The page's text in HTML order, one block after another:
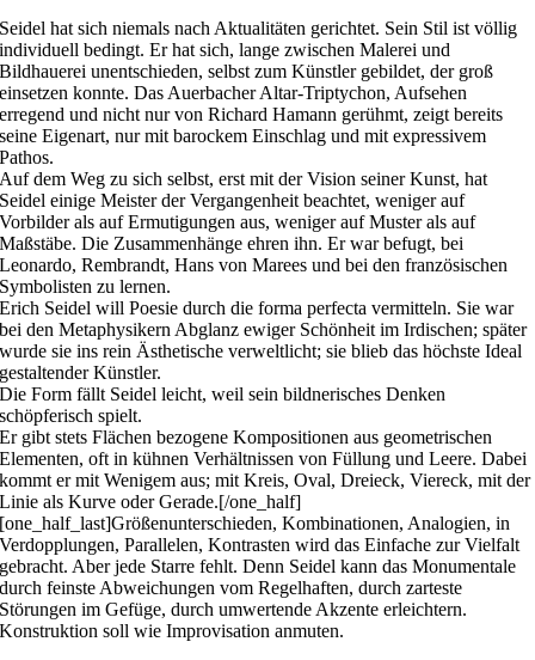
Seidel hat sich niemals nach Aktualitäten gerichtet. Sein Stil ist völlig
individuell bedingt. Er hat sich, lange zwischen Malerei und
Bildhauerei unentschieden, selbst zum Künstler gebildet, der groß
einsetzen konnte. Das Auerbacher Altar-Triptychon, Aufsehen
erregend und nicht nur von Richard Hamann gerühmt, zeigt bereits
seine Eigenart, nur mit barockem Einschlag und mit expressivem
Pathos.
Auf dem Weg zu sich selbst, erst mit der Vision seiner Kunst, hat
Seidel einige Meister der Vergangenheit beachtet, weniger auf
Vorbilder als auf Ermutigungen aus, weniger auf Muster als auf
Maßstäbe. Die Zusammenhänge ehren ihn. Er war befugt, bei
Leonardo, Rembrandt, Hans von Marees und bei den französischen
Symbolisten zu lernen.
Erich Seidel will Poesie durch die forma perfecta vermitteln. Sie war
bei den Metaphysikern Abglanz ewiger Schönheit im Irdischen; später
wurde sie ins rein Ästhetische verweltlicht; sie blieb das höchste Ideal
gestaltender Künstler.
Die Form fällt Seidel leicht, weil sein bildnerisches Denken
schöpferisch spielt.
Er gibt stets Flächen bezogene Kompositionen aus geometrischen
Elementen, oft in kühnen Verhältnissen von Füllung und Leere. Dabei
kommt er mit Wenigem aus; mit Kreis, Oval, Dreieck, Viereck, mit der
Linie als Kurve oder Gerade.[/one_half]
[one_half_last]Größenunterschieden, Kombinationen, Analogien, in
Verdopplungen, Parallelen, Kontrasten wird das Einfache zur Vielfalt
gebracht. Aber jede Starre fehlt. Denn Seidel kann das Monumentale
durch feinste Abweichungen vom Regelhaften, durch zarteste
Störungen im Gefüge, durch umwertende Akzente erleichtern.
Konstruktion soll wie Improvisation anmuten.